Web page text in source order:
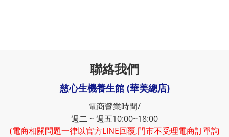
聯絡我們
慈心生機養生館 (華美總店)
電商營業時間/
週二 ~ 週五10:00~18:00
(電商相關問題一律以官方LINE回覆,門市不受理電商訂單詢